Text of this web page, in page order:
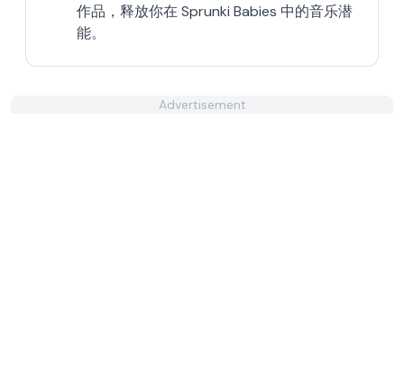
作品，释放你在 Sprunki Babies 中的音乐潜
能。
Advertisement